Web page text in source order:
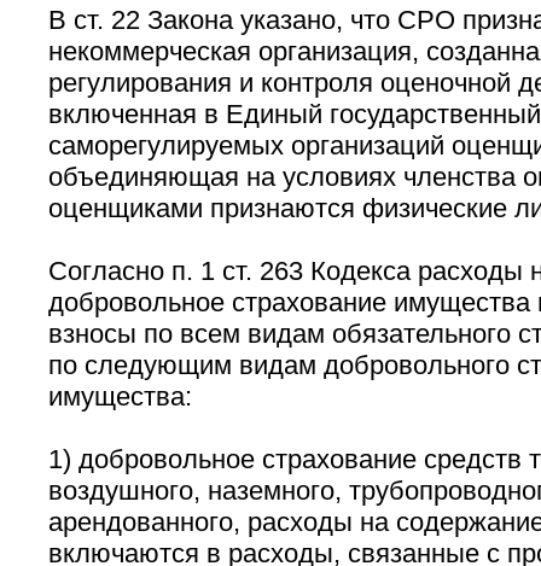
В ст. 22 Закона указано, что СРО
некоммерческая организация,
регулирования и контроля оценочной
включенная в Единый
саморегулируемых организаций
объединяющая на условиях членства
оценщиками признаются физические
Согласно п. 1 ст. 263 Кодекса расходы
добровольное страхование
взносы по всем видам обязательного
по следующим видам добровольного
имущества:
1) добровольное страхование средств
воздушного, наземного,
арендованного, расходы на
включаются в расходы, связанные с